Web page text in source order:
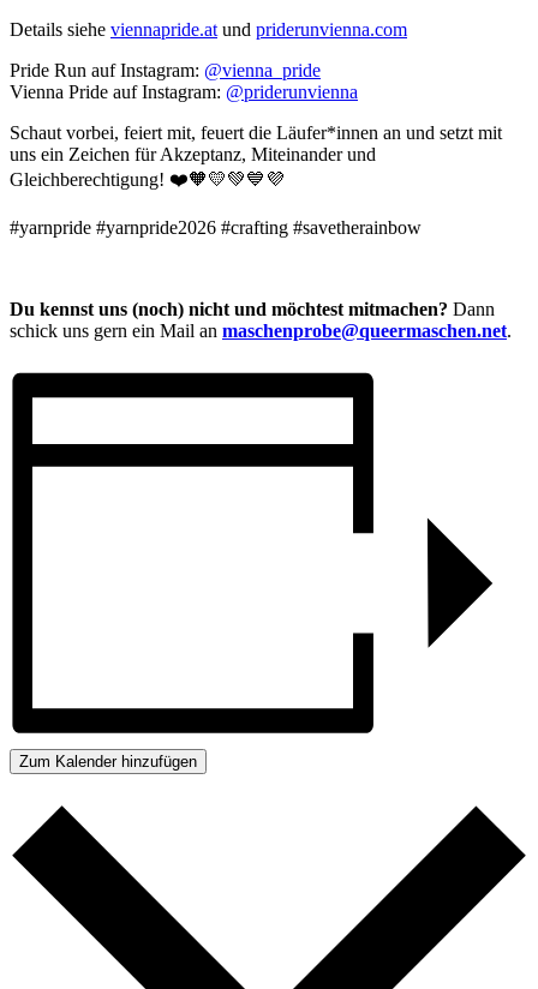
Details siehe viennapride.at und priderunvienna.com
Pride Run auf Instagram: @vienna_pride
Vienna Pride auf Instagram: @priderunvienna
Schaut vorbei, feiert mit, feuert die Läufer*innen an und setzt mit
uns ein Zeichen für Akzeptanz, Miteinander und
Gleichberechtigung! ❤️🧡💛💚💙💜
#yarnpride #yarnpride2026 #crafting #savetherainbow
Du kennst uns (noch) nicht und möchtest mitmachen? Dann
schick uns gern ein Mail an maschenprobe@queermaschen.net.
Zum Kalender hinzufügen